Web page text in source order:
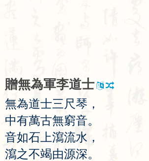
贈無為軍李道士
無為道士三尺琴 ，
中有萬古無窮音。
音如石 上瀉流水 ，
瀉之不竭由源深。